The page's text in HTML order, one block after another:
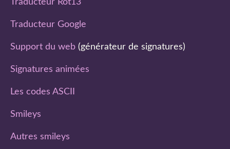
Traducteur Rot13
Traducteur Google
Support du web (générateur de signatures)
Signatures animées
Les codes ASCII
Smileys
Autres smileys